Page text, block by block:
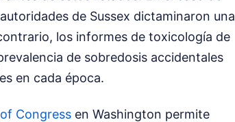
de Sussex dictaminaron una
los informes de toxicología de
de sobredosis accidentales
en cada época.
Congress en Washington permite